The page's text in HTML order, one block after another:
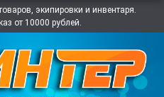
экипировки и инвентаря.
от 10000 рублей.